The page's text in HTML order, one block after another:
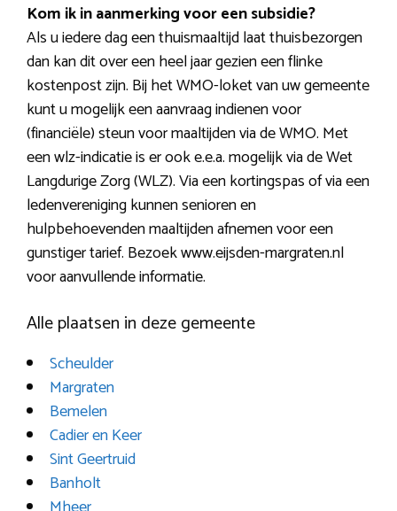
Kom ik in aanmerking voor een subsidie?
Als u iedere dag een thuismaaltijd laat thuisbezorgen
dan kan dit over een heel jaar gezien een flinke
kostenpost zijn. Bij het WMO-loket van uw gemeente
kunt u mogelijk een aanvraag indienen voor
(financiële) steun voor maaltijden via de WMO. Met
een wlz-indicatie is er ook e.e.a. mogelijk via de Wet
Langdurige Zorg (WLZ). Via een kortingspas of via een
ledenvereniging kunnen senioren en
hulpbehoevenden maaltijden afnemen voor een
gunstiger tarief. Bezoek www.eijsden-margraten.nl
voor aanvullende informatie.
Alle plaatsen in deze gemeente
Scheulder
Margraten
Bemelen
Cadier en Keer
Sint Geertruid
Banholt